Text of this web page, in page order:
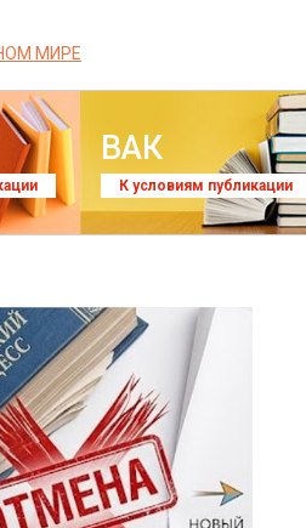
МИРЕ
ВАК
К условиям публикации